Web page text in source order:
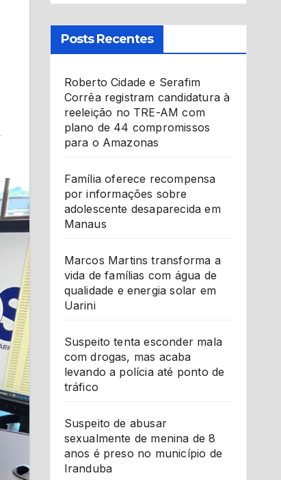
Posts Recentes
Roberto Cidade e Serafim
Corrêa registram candidatura à
reeleição no TRE-AM com
plano de 44 compromissos
para o Amazonas
Família oferece recompensa
por informações sobre
adolescente desaparecida em
Manaus
Marcos Martins transforma a
vida de famílias com água de
qualidade e energia solar em
Uarini
Suspeito tenta esconder mala
com drogas, mas acaba
levando a polícia até ponto de
tráfico
Suspeito de abusar
sexualmente de menina de 8
anos é preso no município de
Iranduba